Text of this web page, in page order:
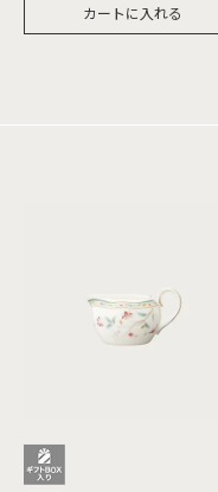
カートに入れる